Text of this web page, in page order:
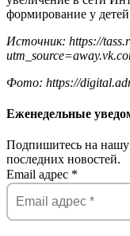
формирование у
Источник: https://
Фото: https://
Еженедельные
Подпишитесь на нашу
последних новостей.
Email адрес *